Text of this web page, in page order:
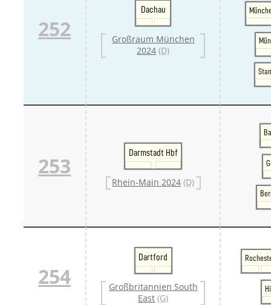
Polen
252
Dachau
Großraum München
2024 (D)
253
Darmstadt Hbf
Rhein-Main 2024 (D)
254
Dartford
Großbritannien South
East (G)